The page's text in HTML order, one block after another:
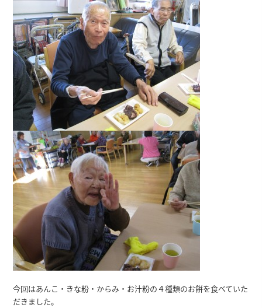
今回はあんこ・きな粉・からみ・お汁粉の４種類のお餅を食べていた
だきました。